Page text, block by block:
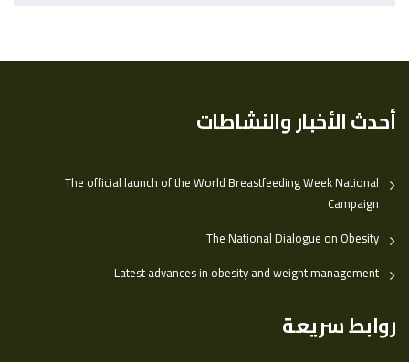
أحدث الأخبار والنشاطات
The official launch of the World Breastfeeding Week National
Campaign
The National Dialogue on Obesity
Latest advances in obesity and weight management
روابط سريعة